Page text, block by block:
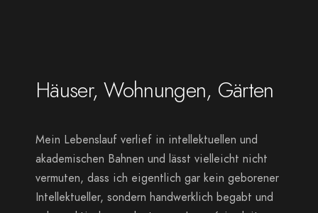
Häuser, Wohnungen, Gärten
Mein Lebenslauf verlief in intellektuellen und
akademischen Bahnen und lässt vielleicht nicht
vermuten, dass ich eigentlich gar kein geborener
Intellektueller, sondern handwerklich begabt und